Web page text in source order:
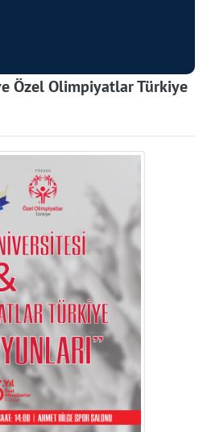
Özel Olimpiyatlar Türkiye